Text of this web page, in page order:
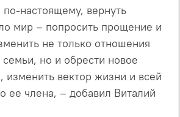
по-настоящему, вернуть
мир – попросить прощение и
не только отношения
но и обрести новое
изменить вектор жизни и всей
ее члена, – добавил Виталий